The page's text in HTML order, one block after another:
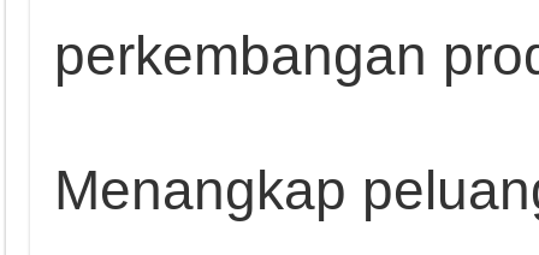
perkembangan
Menangkap